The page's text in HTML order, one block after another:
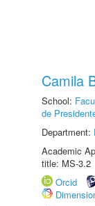
Camila
School:
de
Department:
Academic
title: MS-3.2
Orcid